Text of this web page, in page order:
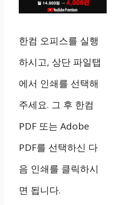
한컴 오피스를 실행
하시고, 상단 파일탭
에서 인쇄를 선택해
주세요. 그 후 한컴
PDF 또는 Adobe
PDF를 선택하신 다
음 인쇄를 클릭하시
면 됩니다.